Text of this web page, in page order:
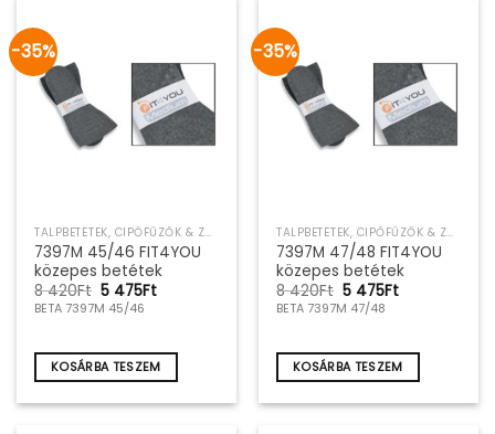
-35%
TALPBETÉTEK, CIPŐFŰZŐK & ZOKNIK
7397M 45/46 FIT4YOU
közepes betétek
8 420Ft Original
price
was:
420Ft.
5 475FtCurrent
475Ft.
BETA 7397M 45/46
KOSÁRBA TESZEM
-35%
TALPBETÉTEK, CIPŐFŰZŐK & ZOKNIK
7397M 47/48 FIT4YOU
közepes betétek
8 420Ft Original
price
was:
420Ft.
5 475FtCurrent
475Ft.
BETA 7397M 47/48
KOSÁRBA TESZEM